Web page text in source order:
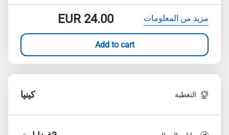
مزيد من المعلومات EUR24.00
Add to cart
التغطية كينيا